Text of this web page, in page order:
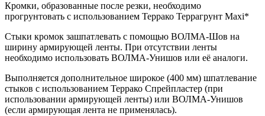
Кромки, образованные после резки, необходимо
прогрунтовать с использованием Террако Террагрунт Maxi*
Стыки кромок зашпатлевать с помощью ВОЛМА-Шов на
ширину армирующей ленты. При отсутствии ленты
необходимо использовать ВОЛМА-Унишов или её аналоги.
Выполняется дополнительное широкое (400 мм) шпатлевание
стыков с использованием Террако Спрейпластер (при
использовании армирующей ленты) или ВОЛМА-Унишов
(если армирующая лента не применялась).